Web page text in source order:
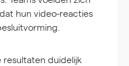
hun video-reacties
resultaten duidelijk